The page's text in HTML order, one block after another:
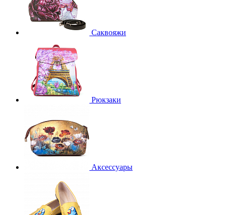
Саквояжи
Рюкзаки
Аксессуары